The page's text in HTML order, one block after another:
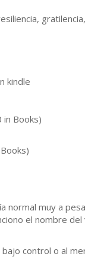
kindle
in Books)
normal muy a
el nombre
control o al